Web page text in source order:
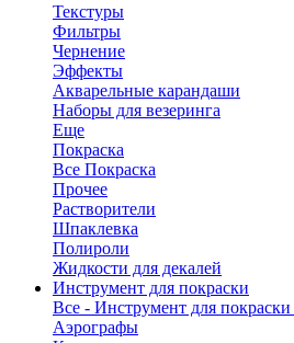
Текстуры
Фильтры
Чернение
Эффекты
Акварельные карандаши
Наборы для везеринга
Еще
Покраска
Все Покраска
Прочее
Растворители
Шпаклевка
Полироли
Жидкости для декалей
Инструмент для покраски
Все - Инструмент для покраски
Аэрографы